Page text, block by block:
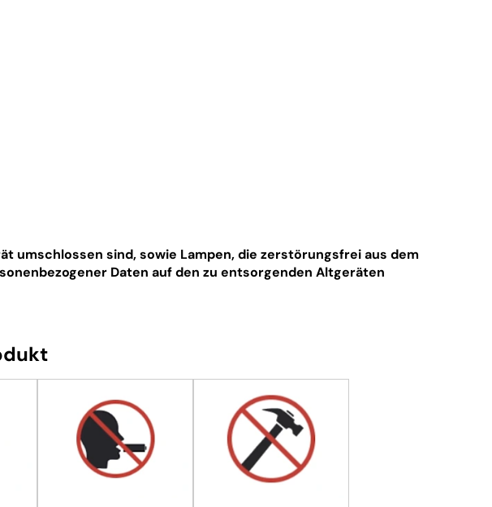
umschlossen sind, sowie Lampen, die zerstörungsfrei aus dem
Daten auf den zu entsorgenden Altgeräten